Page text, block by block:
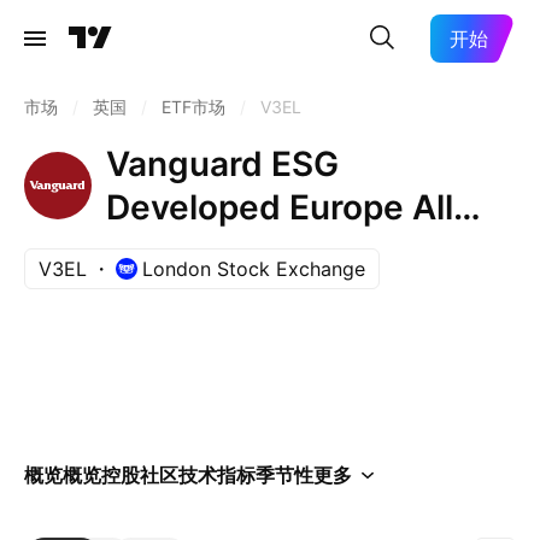
开始
市场 英国 ETF市场 V3EL
Vanguard ESG
Developed Europe All
Cap UCITS ETF -EUR
V3EL London Stock Exchange
概览概览控股社区技术指标季节性更多